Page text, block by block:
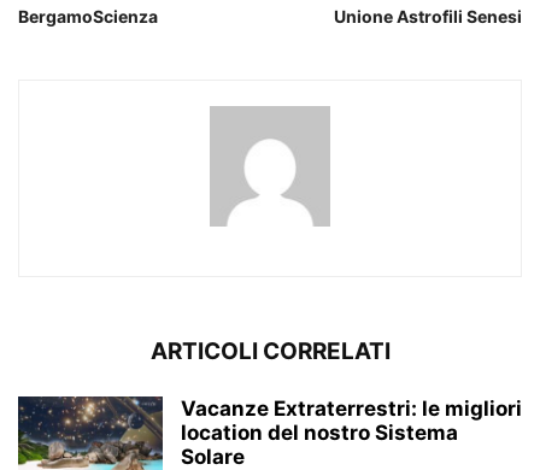
BergamoScienza Unione Astrofili Senesi
ARTICOLI CORRELATI
Vacanze Extraterrestri: le migliori
location del nostro Sistema
Solare